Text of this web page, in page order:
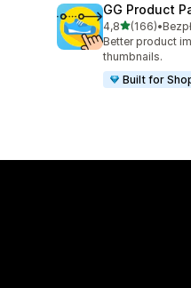
GG Product
4,8na 5(166)
Łączna liczba
•
Better product
thumbnails.
Built for